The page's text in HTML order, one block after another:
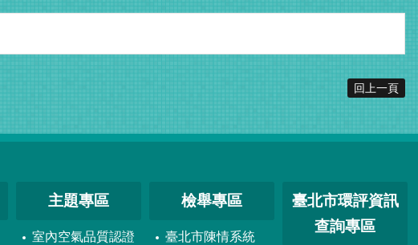
回上一頁
主題專區
室內空氣品質認證
檢舉專區
臺北市陳情系統
臺北市環評資訊
查詢專區